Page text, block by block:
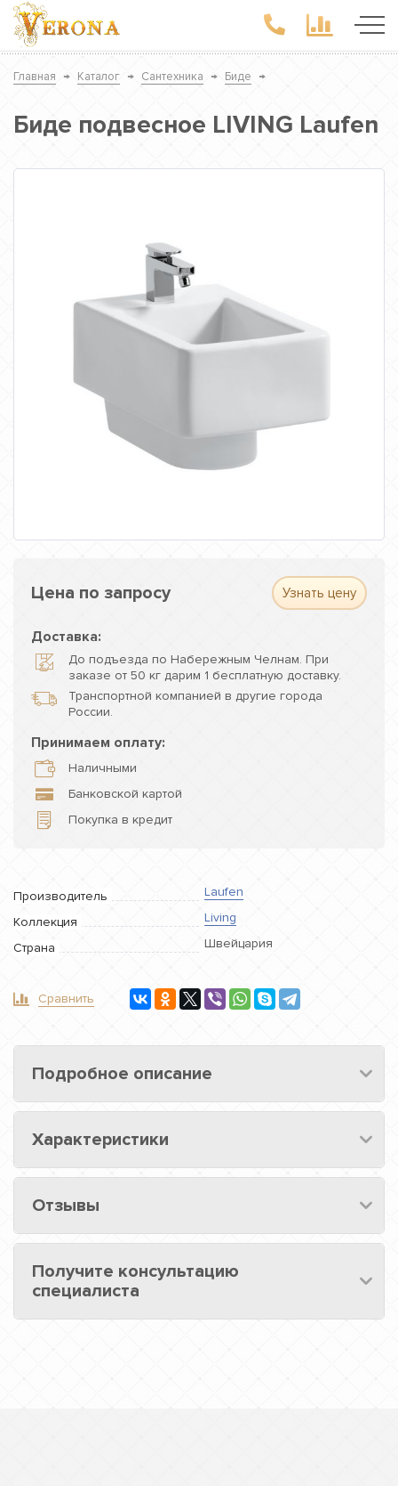
Главная → Каталог → Сантехника → Биде →
Биде подвесное LIVING Laufen
Цена по запросу Узнать цену
Доставка:
До подъезда по Набережным Челнам. При
заказе от 50 кг дарим 1 бесплатную доставку.
Транспортной компанией в другие города
России.
Принимаем оплату:
Наличными
Банковской картой
Покупка в кредит
Производитель
Laufen
Коллекция
Living
Страна
Швейцария
Сравнить
Подробное описание
Характеристики
Отзывы
Получите консультацию
специалиста